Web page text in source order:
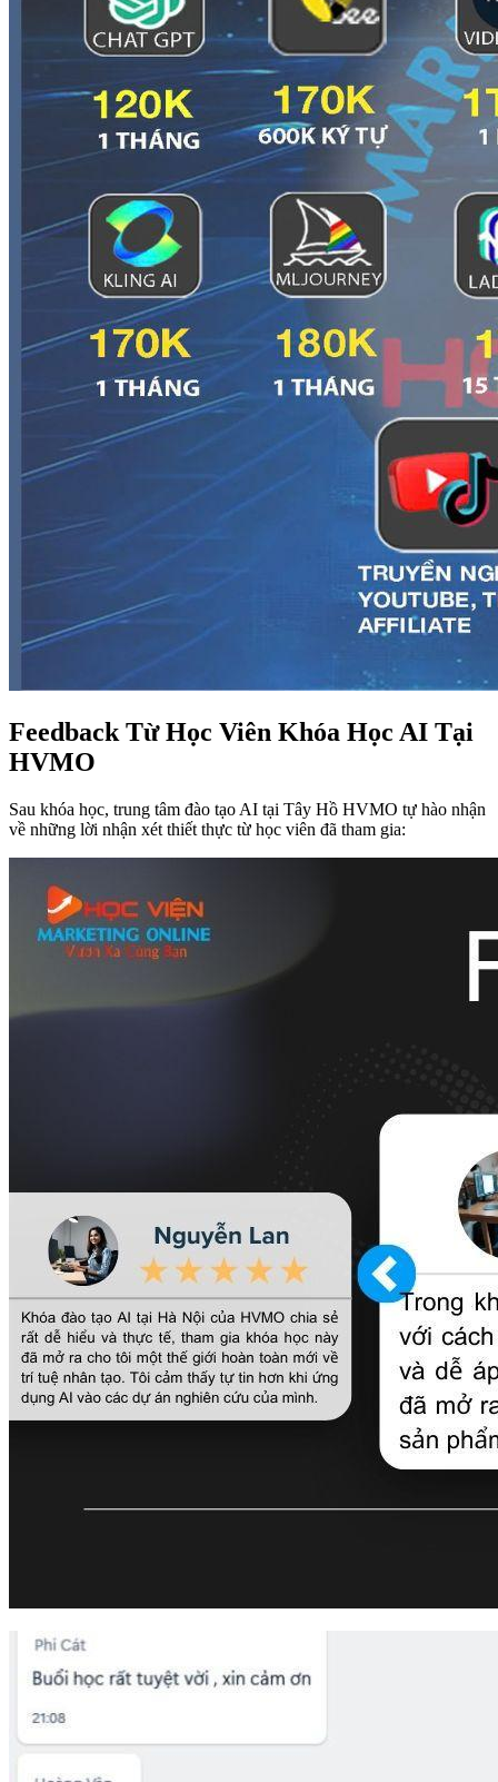
Feedback Từ Học Viên Khóa Học AI Tại
HVMO
Sau khóa học, trung tâm đào tạo AI tại Tây Hồ HVMO tự hào nhận
về những lời nhận xét thiết thực từ học viên đã tham gia: